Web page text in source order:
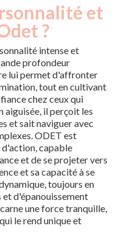
et
?
intense et
profondeur
lui permet d'affronter
tout en cultivant
chez ceux qui
il perçoit les
et sait naviguer avec
ODET est
capable
et de se projeter vers
et sa capacité à se
toujours en
et d'épanouissement
une force tranquille,
le rend unique et